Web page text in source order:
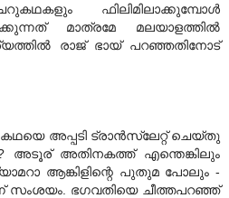
ഫിലിമിലാക്കുമ്പോള്‍
മാത്രമേ മലയാളത്തില്‍
രാജ് ഭായ് പറഞ്ഞതിനോട്
അപ്പടി ട്രാന്‍സ്ലേറ്റ് ചെയ്തു
? അടൂര് അതിനകത്ത് എന്തെങ്കിലും
ആങ്കിളിന്റെ പുതുമ പോലും -
ഭഗവതിയെ ചീത്തപറഞ്ഞ്